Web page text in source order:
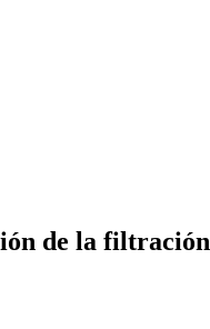
de la filtración